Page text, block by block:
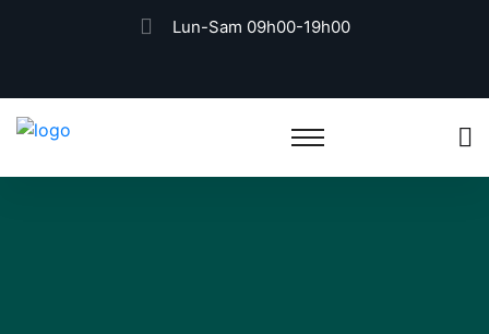
Lun-Sam 09h00-19h00